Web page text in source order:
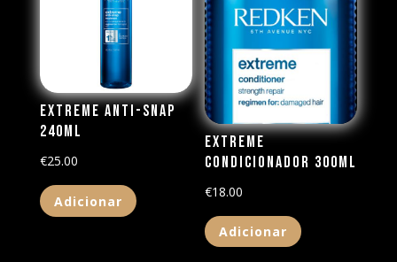
Extreme Anti-Snap
240ML
€25.00
Adicionar
Extreme
Condicionador 300ml
€18.00
Adicionar